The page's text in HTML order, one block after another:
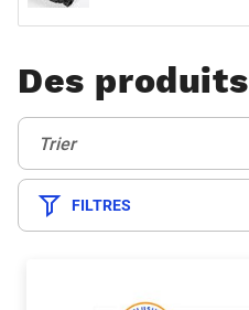
Des produits
Trier:
Trier
FILTRES